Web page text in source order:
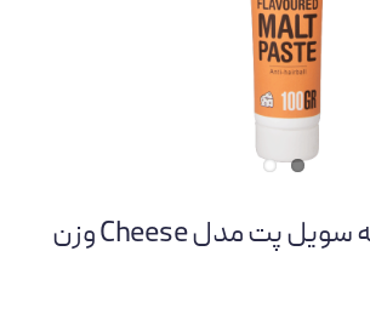
خمیر مالت گربه سویل پت مدل Cheese وزن